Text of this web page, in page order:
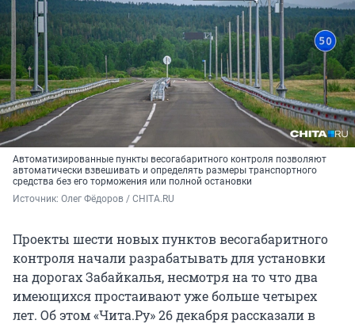
Автоматизированные пункты весогабаритного контроля позволяют
автоматически взвешивать и определять размеры транспортного
средства без его торможения или полной остановки
Источник: Олег Фёдоров / CHITA.RU
Проекты шести новых пунктов весогабаритного
контроля начали разрабатывать для установки
на дорогах Забайкалья, несмотря на то что два
имеющихся простаивают уже больше четырех
лет. Об этом «Чита.Ру» 26 декабря рассказали в